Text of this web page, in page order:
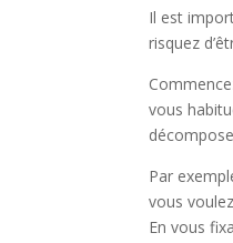
Il est
risquez
vous
Par
vous
En vous